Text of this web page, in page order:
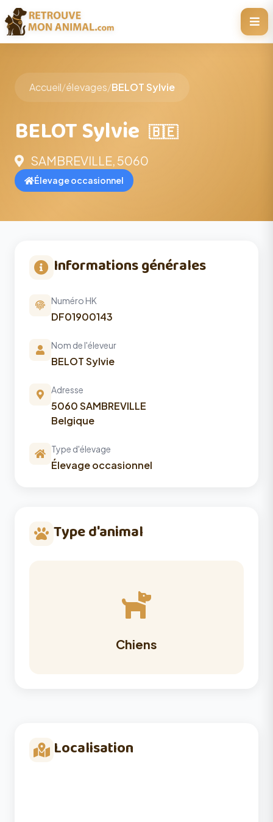
Accueil/élevages/BELOT Sylvie
BELOT Sylvie 🇧🇪
SAMBREVILLE, 5060
Élevage occasionnel
Informations générales
Numéro HK
DF01900143
Nom de l'éleveur
BELOT Sylvie
Adresse
5060 SAMBREVILLE
Belgique
Type d'élevage
Élevage occasionnel
Type d'animal
Chiens
Localisation